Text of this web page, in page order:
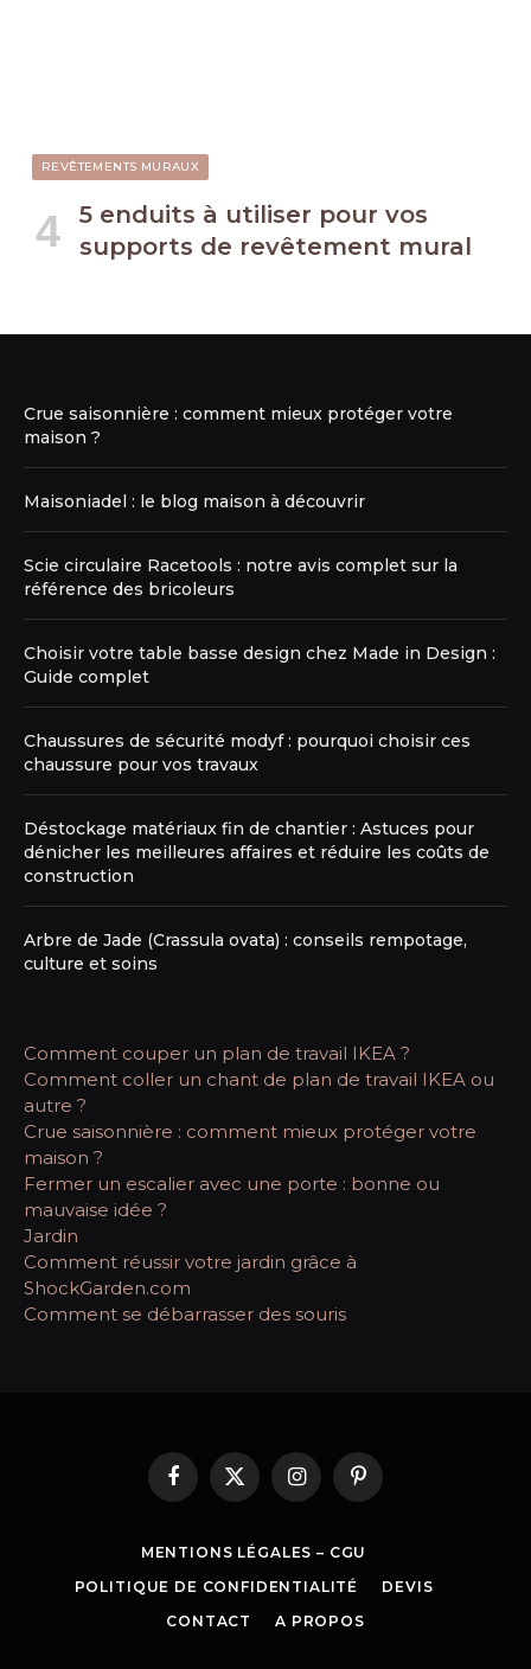
REVÊTEMENTS MURAUX
5 enduits à utiliser pour vos
supports de revêtement mural
Crue saisonnière : comment mieux protéger votre
maison ?
Maisoniadel : le blog maison à découvrir
Scie circulaire Racetools : notre avis complet sur la
référence des bricoleurs
Choisir votre table basse design chez Made in Design :
Guide complet
Chaussures de sécurité modyf : pourquoi choisir ces
chaussure pour vos travaux
Déstockage matériaux fin de chantier : Astuces pour
dénicher les meilleures affaires et réduire les coûts de
construction
Arbre de Jade (Crassula ovata) : conseils rempotage,
culture et soins
Comment couper un plan de travail IKEA ?
Comment coller un chant de plan de travail IKEA ou
autre ?
Crue saisonnière : comment mieux protéger votre
maison ?
Fermer un escalier avec une porte : bonne ou
mauvaise idée ?
Jardin
Comment réussir votre jardin grâce à
ShockGarden.com
Comment se débarrasser des souris
Facebook
X
(Twitter)
InstagramPinterest
MENTIONS LÉGALES – CGU
POLITIQUE DE CONFIDENTIALITÉ
DEVIS
CONTACT
A PROPOS